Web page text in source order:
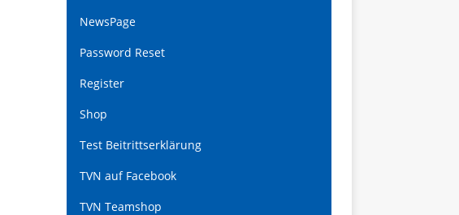
NewsPage
Password Reset
Register
Shop
Test Beitrittserklärung
TVN auf Facebook
TVN Teamshop